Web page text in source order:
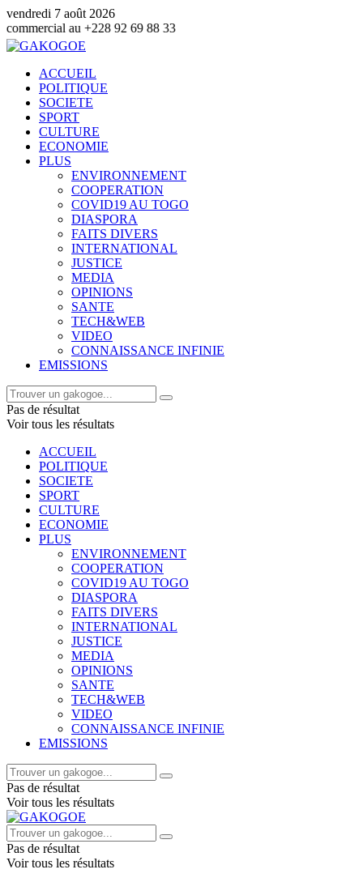
vendredi 7 août 2026
92 69 88 33
ACCUEIL
POLITIQUE
SOCIETE
SPORT
CULTURE
ECONOMIE
PLUS
ENVIRONNEMENT
COOPERATION
COVID19 AU TOGO
DIASPORA
FAITS DIVERS
INTERNATIONAL
JUSTICE
MEDIA
OPINIONS
SANTE
TECH&WEB
VIDEO
CONNAISSANCE INFINIE
EMISSIONS
Pas de résultat
Voir tous les résultats
ACCUEIL
POLITIQUE
SOCIETE
SPORT
CULTURE
ECONOMIE
PLUS
ENVIRONNEMENT
COOPERATION
COVID19 AU TOGO
DIASPORA
FAITS DIVERS
INTERNATIONAL
JUSTICE
MEDIA
OPINIONS
SANTE
TECH&WEB
VIDEO
CONNAISSANCE INFINIE
EMISSIONS
Pas de résultat
Voir tous les résultats
Pas de résultat
Voir tous les résultats